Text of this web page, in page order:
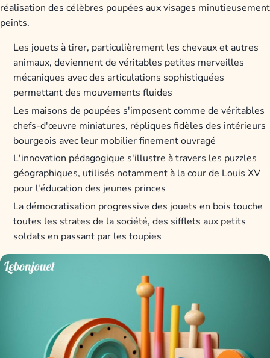
réalisation des célèbres poupées aux visages minutieusement
peints.
Les jouets à tirer, particulièrement les chevaux et autres
animaux, deviennent de véritables petites merveilles
mécaniques avec des articulations sophistiquées
permettant des mouvements fluides
Les maisons de poupées s'imposent comme de véritables
chefs-d'œuvre miniatures, répliques fidèles des intérieurs
bourgeois avec leur mobilier finement ouvragé
L'innovation pédagogique s'illustre à travers les puzzles
géographiques, utilisés notamment à la cour de Louis XV
pour l'éducation des jeunes princes
La démocratisation progressive des jouets en bois touche
toutes les strates de la société, des sifflets aux petits
soldats en passant par les toupies